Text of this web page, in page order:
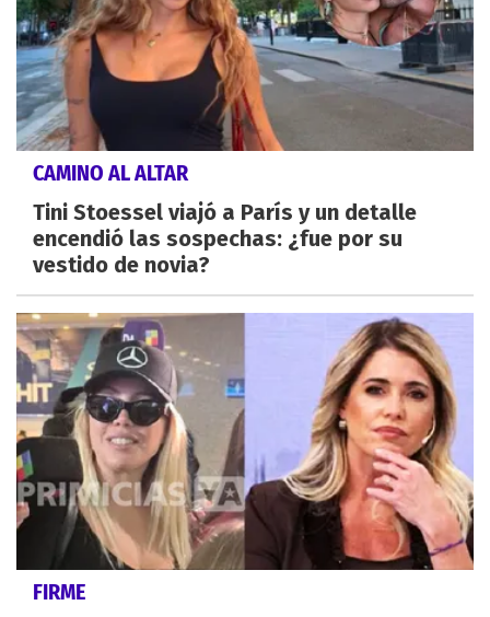
CAMINO AL ALTAR
Tini Stoessel viajó a París y un detalle
encendió las sospechas: ¿fue por su
vestido de novia?
FIRME